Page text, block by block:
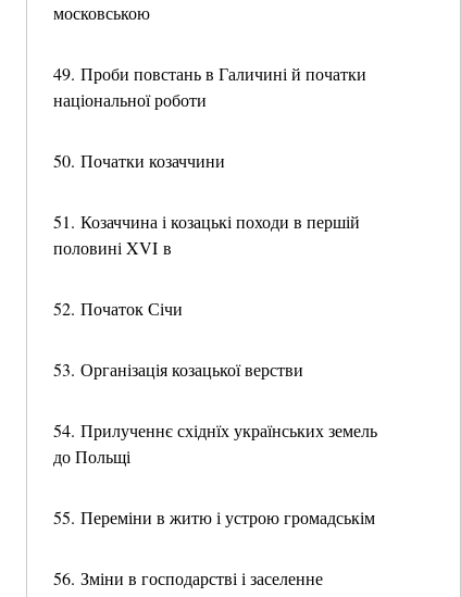
московською
49. Проби повстань в Галичині й початки
національної роботи
50. Початки козаччини
51. Козаччина і козацькі походи в першій
половині XVI в
52. Початок Січи
53. Організація козацької верстви
54. Прилученнє східнїх українських земель
до Польщі
55. Переміни в житю і устрою громадськім
56. Зміни в господарстві і заселенне